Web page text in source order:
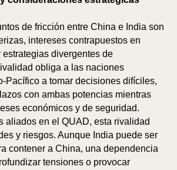
de fricción entre China e India son
intereses contrapuestos en
divergentes de
obliga a las naciones
Pacífico a tomar decisiones difíciles,
con ambas potencias mientras
económicos y de seguridad.
aliados en el QUAD, esta rivalidad
y riesgos. Aunque India puede ser
contener a China, una dependencia
tensiones o provocar